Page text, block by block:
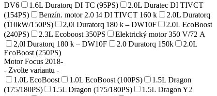
DV6
1.6L Duratorq DI TC (95PS)
2.0L Duratec DI TIVCT
(154PS)
Benzín. motor 2.0 I4 DI TIVCT 160 k
2.0L Duratorq
(110kW/150PS)
2,0l Duratorq 180 k – DW10F
2.0L EcoBoost
(240PS)
2.3L Ecoboost 350PS
Elektrický motor 350 V/72 A
2,0l Duratorq 180 k – DW10F
2.0 Duratorq 150k
2.0L
EcoBoost (250PS)
Motor Focus 2018-
- Zvolte variantu -
1.0L EcoBoost
1.0L EcoBoost (100PS)
1.5L Dragon
(175/180PS)
1.5L Dragon (175/180PS)
1.5L Dragon Y2